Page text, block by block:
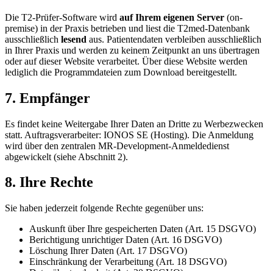
Die T2-Prüfer-Software wird auf Ihrem eigenen Server (on-
premise) in der Praxis betrieben und liest die T2med-Datenbank
ausschließlich lesend aus. Patientendaten verbleiben ausschließlich
in Ihrer Praxis und werden zu keinem Zeitpunkt an uns übertragen
oder auf dieser Website verarbeitet. Über diese Website werden
lediglich die Programmdateien zum Download bereitgestellt.
7. Empfänger
Es findet keine Weitergabe Ihrer Daten an Dritte zu Werbezwecken
statt. Auftragsverarbeiter: IONOS SE (Hosting). Die Anmeldung
wird über den zentralen MR-Development-Anmeldedienst
abgewickelt (siehe Abschnitt 2).
8. Ihre Rechte
Sie haben jederzeit folgende Rechte gegenüber uns:
Auskunft über Ihre gespeicherten Daten (Art. 15 DSGVO)
Berichtigung unrichtiger Daten (Art. 16 DSGVO)
Löschung Ihrer Daten (Art. 17 DSGVO)
Einschränkung der Verarbeitung (Art. 18 DSGVO)